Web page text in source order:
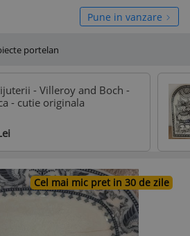
Pune in vanzare
portelan
- Villeroy and Boch -
- cutie originala
Cel mai mic pret in 30 de zile